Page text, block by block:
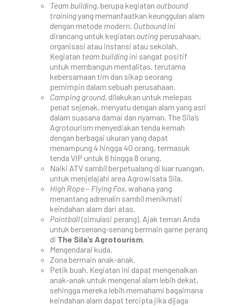
Team building, berupa kegiatan outbound
trainingyang memanfaatkan keunggulan alam
dengan metode modern. Outboundini
dirancang untuk kegiatan outing perusahaan,
organisasi atau instansi atau sekolah.
Kegiatan team building ini sangat positif
untuk membangun mentalitas, terutama
kebersamaan tim dan sikap seorang
pemimpin dalam sebuah perusahaan.
Camping ground, dilakukan untuk melepas
penat sejenak, menyatu dengan alam yang asri
dalam suasana damai dan nyaman. The Sila’s
Agrotourism menyediakan tenda kemah
dengan berbagai ukuran yang dapat
menampung 4 hingga 40 orang, termasuk
tenda VIP untuk 6 hingga 8 orang.
Naiki ATV sambil berpetualang di luar ruangan,
untuk menjelajahi area Agrowisata Sila.
High Rope – Flying Fox, wahana yang
menantang adrenalin sambil menikmati
keindahan alam dari atas.
Paintball(simulasi perang). Ajak teman Anda
untuk bersenang-senang bermain game perang
di The Sila’s Agrotourism.
Mengendarai kuda.
Zona bermain anak-anak.
Petik buah. Kegiatan ini dapat mengenalkan
anak-anak untuk mengenal alam lebih dekat,
sehingga mereka lebih memahami bagaimana
keindahan alam dapat tercipta jika dijaga